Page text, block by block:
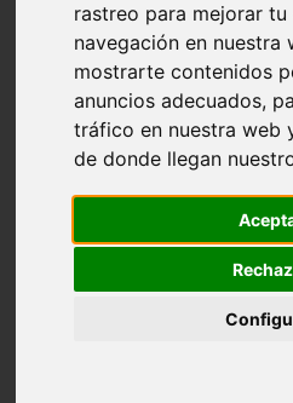
rastreo para mejorar
navegación en nuestra
mostrarte contenidos
anuncios adecuados,
tráfico en nuestra web
de donde llegan
Huesca - isábena
Huesca - alquézar
Huesca - castejón-de-sos
Sevilla - marinaleda
Córdoba - almedinilla
Navarra - zangoza
Cantabria - arenas-de-iguña
Barcelona - la-pobla-de-lillet
Las-palmas - yaiza
Valladolid - fuensaldaña